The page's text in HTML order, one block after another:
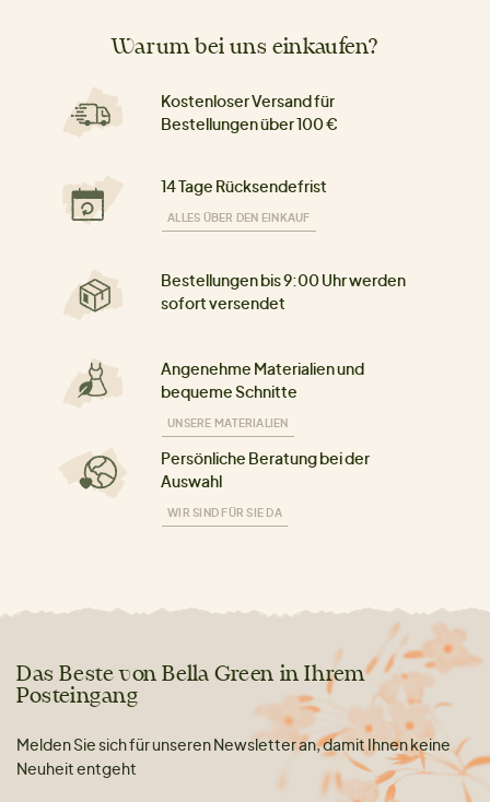
Warum bei uns einkaufen?
Kostenloser Versand für
Bestellungen über 100 €
14 Tage Rücksendefrist
ALLES ÜBER DEN EINKAUF
Bestellungen bis 9:00 Uhr werden
sofort versendet
Angenehme Materialien und
bequeme Schnitte
UNSERE MATERIALIEN
Persönliche Beratung bei der
Auswahl
WIR SIND FÜR SIE DA
Das Beste von Bella Green in Ihrem
Posteingang
Melden Sie sich für unseren Newsletter an, damit Ihnen keine
Neuheit entgeht